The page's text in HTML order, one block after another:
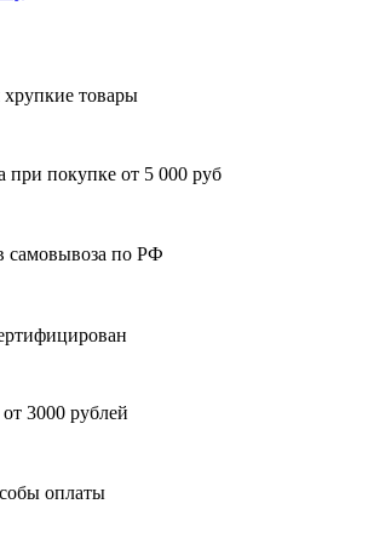
товары
при покупке от 5 000 руб
самовывоза по РФ
3000 рублей
оплаты